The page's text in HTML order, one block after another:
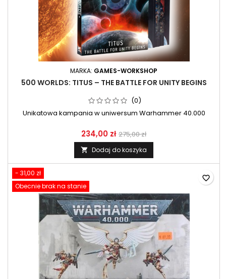
MARKA: GAMES-WORKSHOP
500 WORLDS: TITUS – THE BATTLE FOR UNITY BEGINS
(0)
Unikatowa kampania w uniwersum Warhammer 40.000
234,00 zł 275,00 zł
 Dodaj do koszyka
- 31,00 zł
Obecnie brak na stanie
favorite_border